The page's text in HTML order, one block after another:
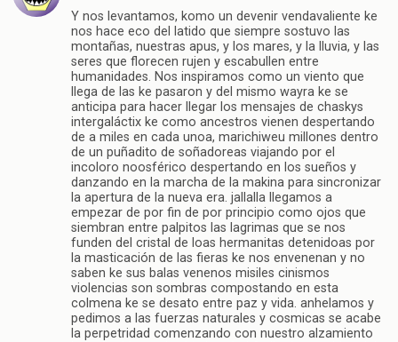
Y nos levantamos, komo un devenir vendavaliente ke
nos hace eco del latido que siempre sostuvo las
montañas, nuestras apus, y los mares, y la lluvia, y las
seres que florecen rujen y escabullen entre
humanidades. Nos inspiramos como un viento que
llega de las ke pasaron y del mismo wayra ke se
anticipa para hacer llegar los mensajes de chaskys
intergaláctix ke como ancestros vienen despertando
de a miles en cada unoa, marichiweu millones dentro
de un puñadito de soñadoreas viajando por el
incoloro noosférico despertando en los sueños y
danzando en la marcha de la makina para sincronizar
la apertura de la nueva era. jallalla llegamos a
empezar de por fin de por principio como ojos que
siembran entre palpitos las lagrimas que se nos
funden del cristal de loas hermanitas detenidoas por
la masticación de las fieras ke nos envenenan y no
saben ke sus balas venenos misiles cinismos
violencias son sombras compostando en esta
colmena ke se desato entre paz y vida. anhelamos y
pedimos a las fuerzas naturales y cosmicas se acabe
la perpetridad comenzando con nuestro alzamiento